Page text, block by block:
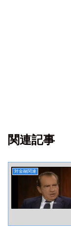
関連記事
対金融関連